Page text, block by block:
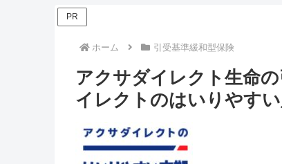
PR
ホーム 引受基準緩和型保険
アクサダイレクト生命
イレクトのはいりやす